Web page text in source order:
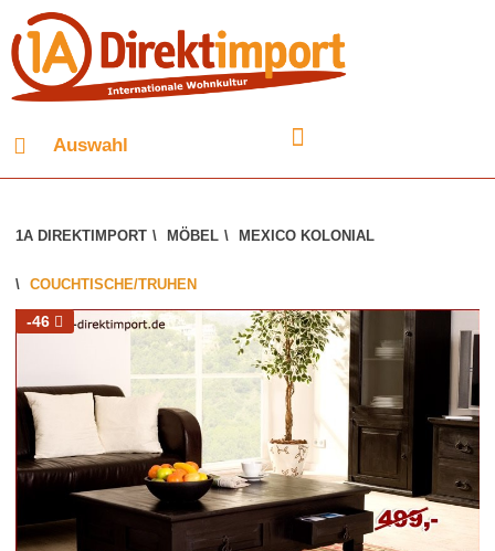
Auswahl
1A DIREKTIMPORT \ MÖBEL \ MEXICO KOLONIAL
\ COUCHTISCHE/TRUHEN
-46